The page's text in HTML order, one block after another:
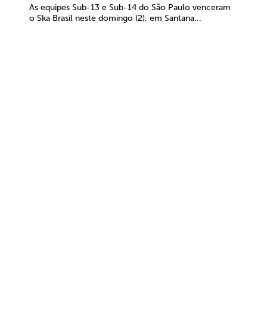
As equipes Sub-13 e Sub-14 do São Paulo venceram
o Ska Brasil neste domingo (2), em Santana...